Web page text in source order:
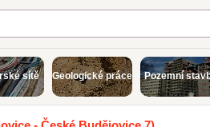
sítě Geologické práce Pozemní